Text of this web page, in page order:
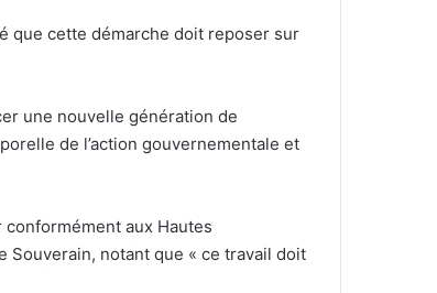
que cette démarche doit reposer sur
une nouvelle génération de
de l’action gouvernementale et
aux Hautes
notant que « ce travail doit